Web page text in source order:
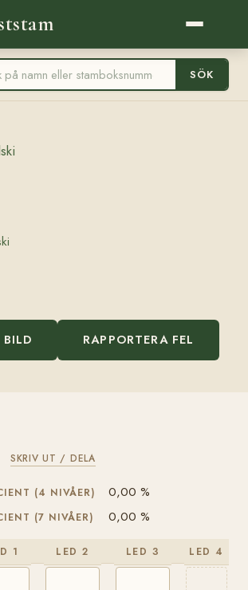
SÖK
RAPPORTERA FEL
SKRIV UT / DELA
(4 NIVÅER) 0,00 %
(7 NIVÅER) 0,00 %
1 LED 2 LED 3 LED 4